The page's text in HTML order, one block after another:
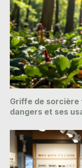
Griffe de sorcière
dangers et ses